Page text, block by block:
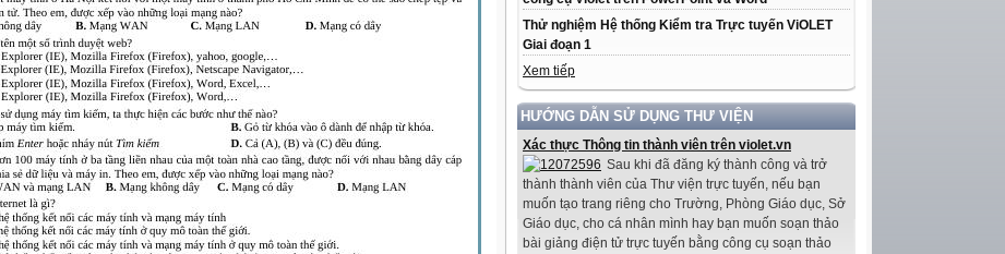
Thử nghiệm Hệ thống Kiểm tra Trực tuyến ViOLET
Giai đoạn 1
Xem tiếp
HƯỚNG DẪN SỬ DỤNG THƯ VIỆN
Xác thực Thông tin thành viên trên violet.vn
Sau khi đã đăng ký thành công và trở
thành thành viên của Thư viện trực tuyến, nếu bạn
muốn tạo trang riêng cho Trường, Phòng Giáo dục, Sở
Giáo dục, cho cá nhân mình hay bạn muốn soạn thảo
bài giảng điện tử trực tuyến bằng công cụ soạn thảo